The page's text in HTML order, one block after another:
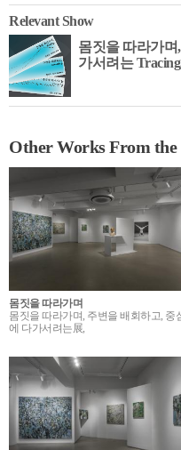
Relevant Show
몸짓을 따라가
가서려는
Other Works From the
몸짓을 따라가며
몸짓을 따라가며, 주변을 배회하고, 중
에 다가서려는展,